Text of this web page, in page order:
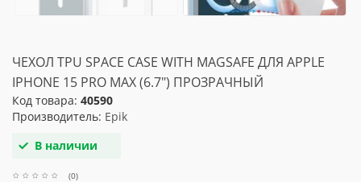
ЧЕХОЛ TPU SPACE CASE WITH MAGSAFE ДЛЯ APPLE
IPHONE 15 PRO MAX (6.7") ПРОЗРАЧНЫЙ
Код товара: 40590
Производитель: Epik
В наличии
(0)